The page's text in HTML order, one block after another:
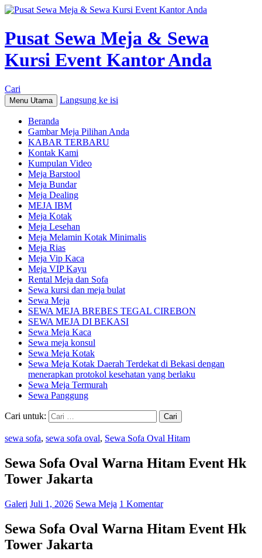
Pusat Sewa Meja & Sewa
Kursi Event Kantor Anda
Cari
Menu Utama Langsung ke isi
Beranda
Gambar Meja Pilihan Anda
KABAR TERBARU
Kontak Kami
Kumpulan Video
Meja Barstool
Meja Bundar
Meja Dealing
MEJA IBM
Meja Kotak
Meja Lesehan
Meja Melamin Kotak Minimalis
Meja Rias
Meja Vip Kaca
Meja VIP Kayu
Rental Meja dan Sofa
Sewa kursi dan meja bulat
Sewa Meja
SEWA MEJA BREBES TEGAL CIREBON
SEWA MEJA DI BEKASI
Sewa Meja Kaca
Sewa meja konsul
Sewa Meja Kotak
Sewa Meja Kotak Daerah Terdekat di Bekasi dengan
menerapkan protokol kesehatan yang berlaku
Sewa Meja Termurah
Sewa Panggung
Cari untuk:
sewa sofa, sewa sofa oval, Sewa Sofa Oval Hitam
Sewa Sofa Oval Warna Hitam Event Hk
Tower Jakarta
Galeri Juli 1, 2026 Sewa Meja 1 Komentar
Sewa Sofa Oval Warna Hitam Event Hk
Tower Jakarta